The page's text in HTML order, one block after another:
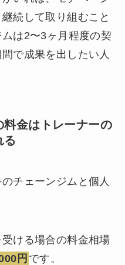
続して取り組むこと
は2〜3ヶ月程度の契
で成果を出したい人
金はトレーナーの
る
チェーンジムと個人
ける場合の料金相場
円 です。